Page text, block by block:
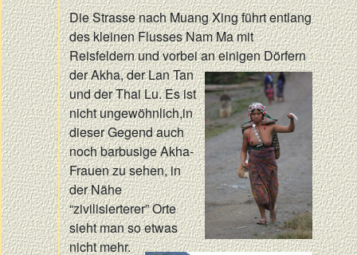
Die Strasse nach Muang Xing führt entlang
des kleinen Flusses Nam Ma mit
Reisfeldern und vorbei an einigenDörfern
der Akha, der Lan Tan
und der Thai Lu. Es ist
nicht ungewöhnlich,in
dieser Gegend auch
noch barbusige Akha-
Frauen zu sehen, in
der Nähe
“zivilisierterer” Orte
sieht man so etwas
nicht mehr.